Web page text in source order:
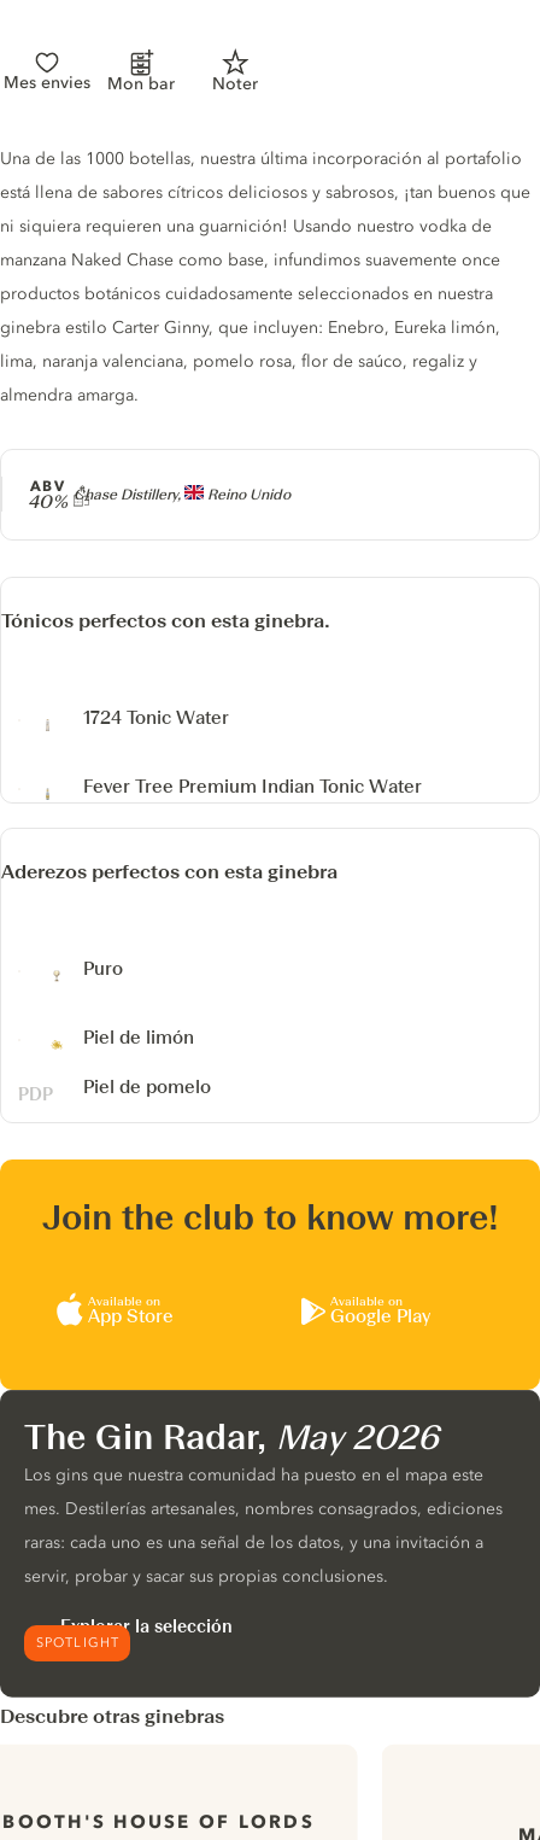
Mes envies Mon bar Noter
Producer
Chase Distillery, Reino Unido
ABV
40%
Gin description
Una de las 1000 botellas, nuestra última incorporación al portafolio
está llena de sabores cítricos deliciosos y sabrosos, ¡tan buenos que
ni siquiera requieren una guarnición! Usando nuestro vodka de
manzana Naked Chase como base, infundimos suavemente once
productos botánicos cuidadosamente seleccionados en nuestra
ginebra estilo Carter Ginny, que incluyen: Enebro, Eureka limón,
lima, naranja valenciana, pomelo rosa, flor de saúco, regaliz y
almendra amarga.
Tónicos perfectos con esta ginebra.
1724 Tonic Water
Fever Tree Premium Indian Tonic Water
Aderezos perfectos con esta ginebra
Puro
Piel de limón
Piel de pomelo
Join the club to know more!
Available on
App Store
Available on
Google Play
SPOTLIGHT
The Gin Radar, May 2026
Los gins que nuestra comunidad ha puesto en el mapa este
mes. Destilerías artesanales, nombres consagrados, ediciones
raras: cada uno es una señal de los datos, y una invitación a
servir, probar y sacar sus propias conclusiones.
Explorar la selección
Descubre otras ginebras
BOOTH'S HOUSE OF LORDS